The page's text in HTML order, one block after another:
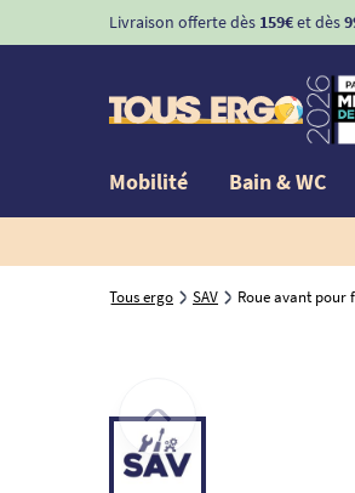
Livraison offerte dès 159€et dès
Mobilité Bain & WC
Tous ergo SAV Roue avant pour